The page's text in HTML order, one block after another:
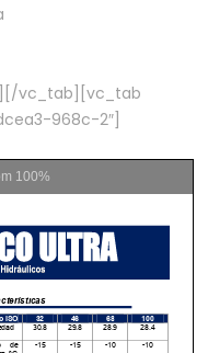
vc_tab][vc_tab
968c-2″]
100%